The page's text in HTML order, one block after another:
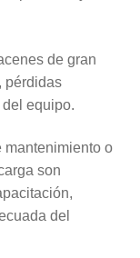
de gran
pérdidas
equipo.
mantenimiento o
son
del